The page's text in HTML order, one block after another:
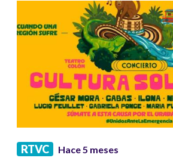
RTVC Hace 5 meses